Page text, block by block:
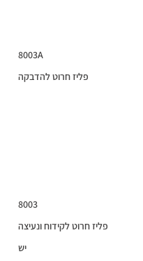
8003A
פליז חרוט להדבקה
8003
פליז חרוט לקידוח ונעיצה
יש